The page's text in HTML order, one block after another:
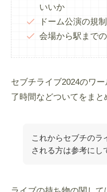
いいか
ドーム公演の規
会場から駅まで
セブチライブ2024のワ
了時間などついてをまと
これからセブチのラ
される方は参考にし